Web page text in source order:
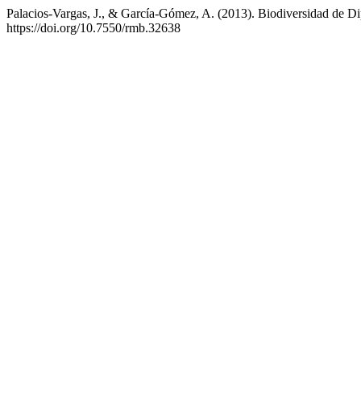
Palacios-Vargas, J., & García-Gómez, A. (2013). Biodiversidad de
https://doi.org/10.7550/rmb.32638